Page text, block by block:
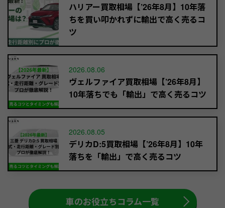
ハリアー買取相場【’26年8月】10年落
ちを買い叩かれずに輸出で高く売るコ
ツ
2026.08.06
ヴェルファイア買取相場【’26年8月】
10年落ちでも「輸出」で高く売るコツ
2026.08.05
デリカD:5買取相場【’26年8月】10年
落ちを「輸出」で高く売るコツ
車のお役立ちコラム一覧